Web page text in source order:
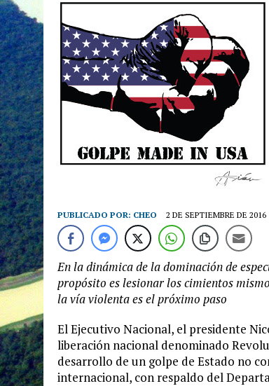
PUBLICADO POR: CHEO 2 DE SEPTIEMBRE DE 2016
En la dinámica de la dominación de
propósito es lesionar los cimientos
la vía violenta es el próximo paso
El Ejecutivo Nacional, el presidente
liberación nacional denominado
desarrollo de un golpe de Estado no
internacional, con respaldo del